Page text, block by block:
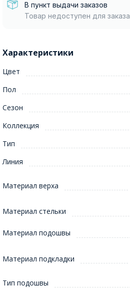
В пункт выдачи заказов
Товар недоступен для заказа
Характеристики
Цвет
Пол
Сезон
Коллекция
Тип
Линия
Материал верха
Материал стельки
Материал подошвы
Материал подкладки
Тип подошвы